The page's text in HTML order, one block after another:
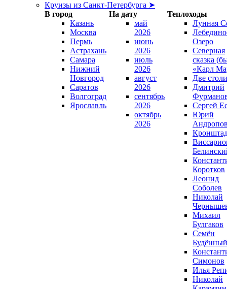
Круизы из Санкт-Петербурга ➤
В город
На дату
Теплоходы
Казань
Москва
Пермь
Астрахань
Самара
Нижний
Новгород
Саратов
Волгоград
Ярославль
май
2026
июнь
2026
июль
2026
август
2026
сентябрь
2026
октябрь
2026
Лунная
Озеро
Северная
сказка
«Карл
Две
Дмитрий
Сергей
Юрий
Коротков
Леонид
Соболев
Николай
Михаил
Булгаков
Семён
Будённый
Симонов
Илья
Николай